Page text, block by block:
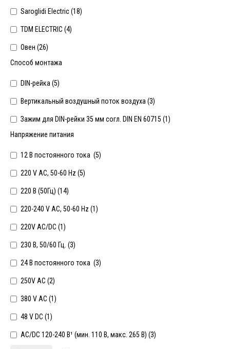
Saroglidi Electric (18)
TDM ELECTRIC (4)
Овен (26)
Способ монтажа
DIN-рейка (5)
Вертикальный воздушный поток воздуха (3)
Зажим для DIN-рейки 35 мм согл. DIN EN 60715 (1)
Напряжение питания
12 В постоянного тока (5)
220 V AC, 50-60 Hz (5)
220 В (50Гц) (14)
220-240 V AC, 50-60 Hz (1)
220V AC/DC (1)
230 В, 50/60 Гц. (3)
24 В постоянного тока (3)
250V АС (2)
380 V AC (1)
48 V DC (1)
AC/DC 120-240 В¹ (мин. 110 В, макс. 265 В) (3)